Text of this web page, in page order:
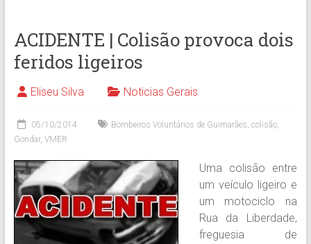
ACIDENTE | Colisão provoca dois
feridos ligeiros
Eliseu Silva Noticias Gerais
05/10/2014 Bombeiros Voluntários de Guimarães, colisão,
Gondar, VMER
Uma colisão entre
um veículo ligeiro e
um motociclo na
Rua da Liberdade,
freguesia de